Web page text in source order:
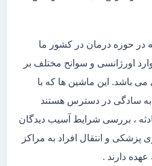
در حوزه درمان در کشور ما
اورژانسی و سوانح مختلف بر
می باشد. این ماشین ها که با
شماره تلفن معروف ۱۱۵ به سادگی در دسترس هستند
، بررسی شرایط آسیب دیدگان
پزشکی و انتقال افراد به مراکز
دارند .